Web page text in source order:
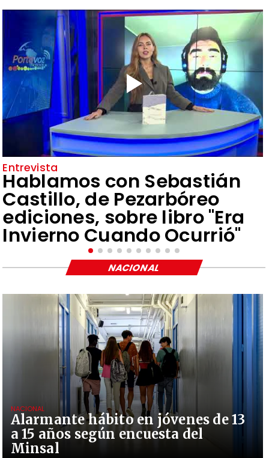
Entrevista
Hablamos con Sebastián
Castillo, de Pezarbóreo
ediciones, sobre libro "Era
Invierno Cuando Ocurrió"
Alarmante hábito en jóvenes de 13
a 15 años según encuesta del
Minsal
NACIONAL
NACIONAL